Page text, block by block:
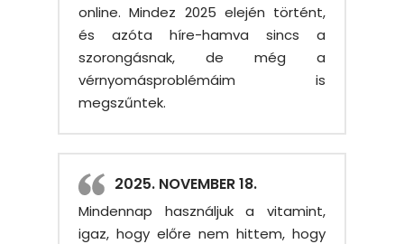
online. Mindez 2025 elején történt,
és azóta híre-hamva sincs a
szorongásnak, de még a
vérnyomásproblémáim is
megszűntek.
2025. NOVEMBER 18.
Mindennap használjuk a vitamint,
igaz, hogy előre nem hittem, hogy